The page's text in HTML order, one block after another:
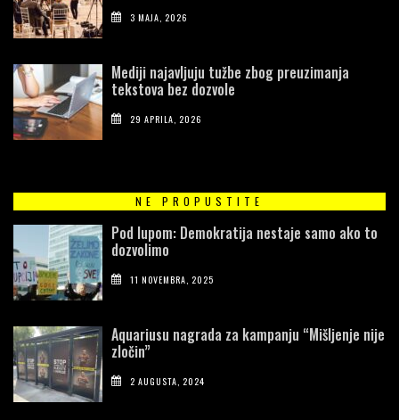
3 MAJA, 2026
Mediji najavljuju tužbe zbog preuzimanja
tekstova bez dozvole
29 APRILA, 2026
NE PROPUSTITE
Pod lupom: Demokratija nestaje samo ako to
dozvolimo
11 NOVEMBRA, 2025
Aquariusu nagrada za kampanju “Mišljenje nije
zločin”
2 AUGUSTA, 2024